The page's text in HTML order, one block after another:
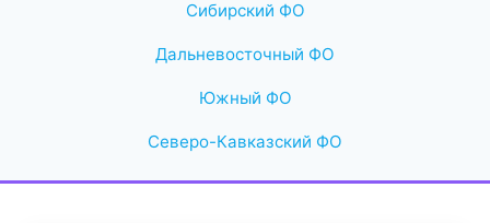
Сибирский ФО
Дальневосточный ФО
Южный ФО
Северо-Кавказский ФО